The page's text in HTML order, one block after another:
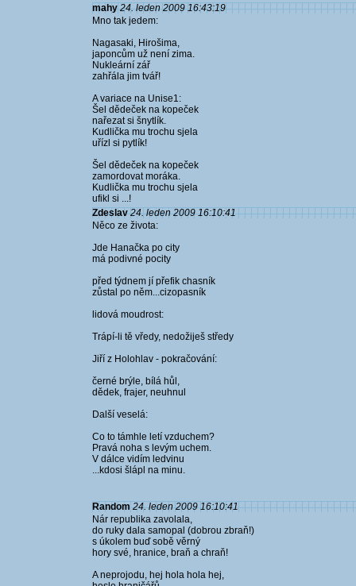
mahy 24. leden 2009 16:43:19
Mno tak jedem:
Nagasaki, Hirošima,
japoncům už není zima.
Nukleární zář
zahřála jim tvář!
A variace na Unise1:
Šel dědeček na kopeček
nařezat si šnytlík.
Kudlička mu trochu sjela
uřízl si pytlík!
Šel dědeček na kopeček
zamordovat moráka.
Kudlička mu trochu sjela
ufikl si ...!
Zdeslav 24. leden 2009 16:10:41
Něco ze života:
Jde Hanačka po city
má podivné pocity
před týdnem jí přefik chasník
zůstal po něm...cizopasník
lidová moudrost:
Trápí-li tě vředy, nedožiješ středy
Jiří z Holohlav - pokračování:
černé brýle, bílá hůl,
dědek, frajer, neuhnul
Další veselá:
Co to támhle letí vzduchem?
Pravá noha s levým uchem.
V dálce vidím ledvinu
...kdosi šlápl na minu.
Random 24. leden 2009 16:10:41
Nár republika zavolala,
do ruky dala samopal (dobrou zbraň!)
s úkolem buď sobě věrný
hory své, hranice, braň a chraň!
A neprojodu, hej hola hola hej,